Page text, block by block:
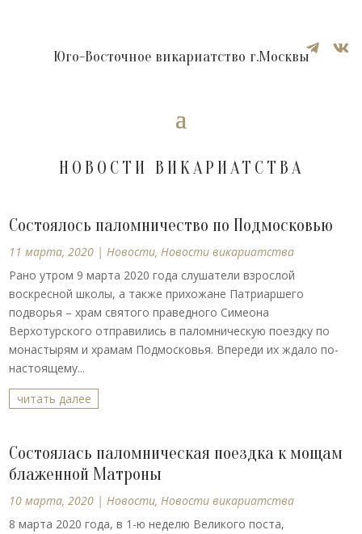
 
Юго-Восточное викариатство г.Москвы
НОВОСТИ ВИКАРИАТСТВА
Состоялось паломничество по Подмосковью
11 марта, 2020 |Новости,Новости викариатства
Рано утром 9 марта 2020 года слушатели взрослой
воскресной школы, а также прихожане Патриаршего
подворья – храм святого праведного Симеона
Верхотурского отправились в паломническую поездку по
монастырям и храмам Подмосковья. Впереди их ждало по-
настоящему...
читать далее
Состоялась паломническая поездка к мощам
блаженной Матроны
10 марта, 2020 |Новости,Новости викариатства
8 марта 2020 года, в 1-ю неделю Великого поста,